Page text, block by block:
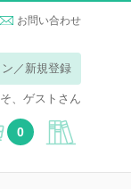
お問い合わせ
ン／新規登録
、ゲストさん
0